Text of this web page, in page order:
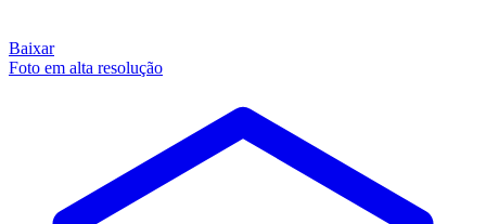
Baixar
Foto em alta resolução